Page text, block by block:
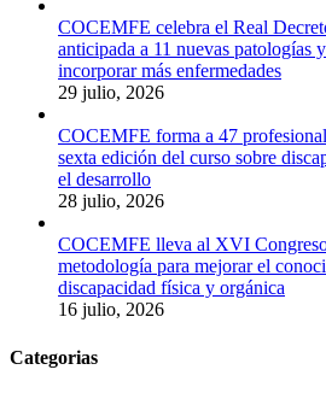
COCEMFE celebra el Real
anticipada a 11 nuevas patologías
incorporar más enfermedades
29 julio, 2026
COCEMFE forma a 47
sexta edición del curso sobre
el desarrollo
28 julio, 2026
COCEMFE lleva al XVI
metodología para mejorar el
discapacidad física y orgánica
16 julio, 2026
Categorias